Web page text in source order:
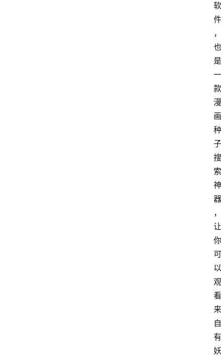
软
件
，
也
是
一
款
漫
画
种
子
搜
索
神
器
，
让
你
可
以
观
看
来
自
有
妖